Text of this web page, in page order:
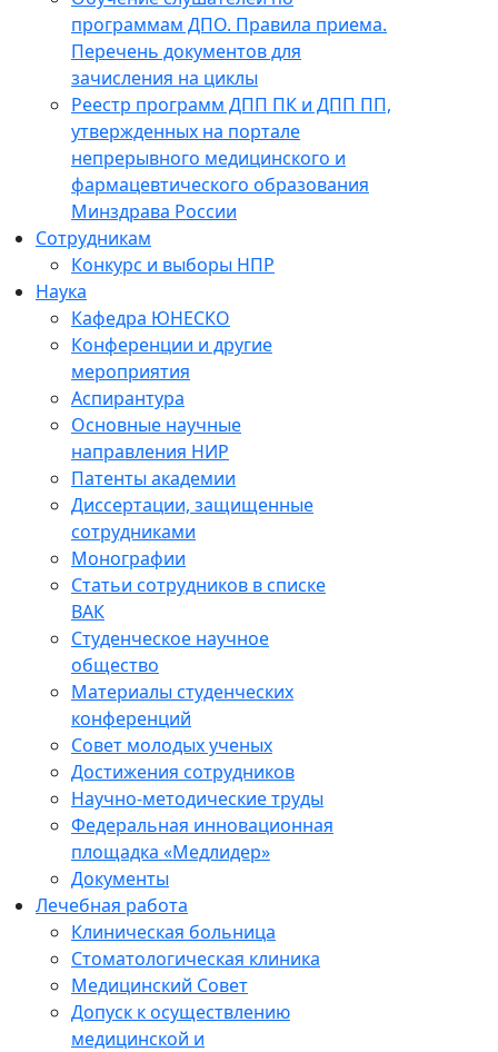
программам ДПО. Правила приема.
Перечень документов для
зачисления на циклы
Реестр программ ДПП ПК и ДПП ПП,
утвержденных на портале
непрерывного медицинского и
фармацевтического образования
Минздрава России
Сотрудникам
Конкурс и выборы НПР
Наука
Кафедра ЮНЕСКО
Конференции и другие
мероприятия
Аспирантура
Основные научные
направления НИР
Патенты академии
Диссертации, защищенные
сотрудниками
Монографии
Статьи сотрудников в списке
ВАК
Студенческое научное
общество
Материалы студенческих
конференций
Совет молодых ученых
Достижения сотрудников
Научно-методические труды
Федеральная инновационная
площадка «Медлидер»
Документы
Лечебная работа
Клиническая больница
Стоматологическая клиника
Медицинский Совет
Допуск к осуществлению
медицинской и